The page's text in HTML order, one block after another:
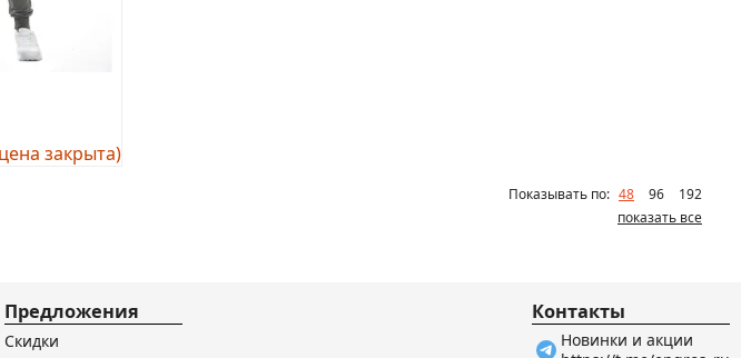
закрыта)
Показывать по: 48 96
192
показать все
Предложения
Скидки
Контакты
Новинки и акции